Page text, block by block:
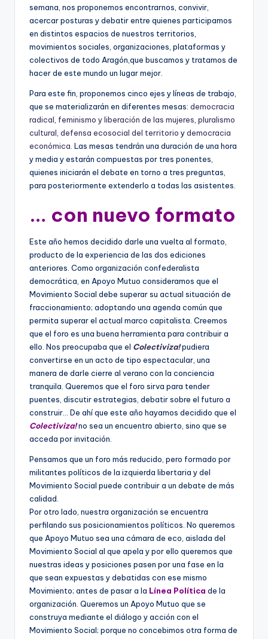
semana, nos proponemos encontrarnos, convivir,
acercar posturas y debatir entre quienes participamos
en distintos espacios de nuestros territorios,
movimientos sociales, organizaciones, plataformas y
colectivos de todo Aragón,que buscamos y tratamos de
hacer de este mundo un lugar mejor.
Para este fin, proponemos cinco ejes y líneas de trabajo,
que se materializarán en diferentes mesas: democracia
radical, feminismo y liberación de las mujeres, pluralismo
cultural, defensa ecosocial del territorio ydemocracia
económica. Las mesas tendrán una duración de una hora
y media y estarán compuestas por tres ponentes,
quienes iniciarán el debate en torno a tres preguntas,
para posteriormente extenderlo a todas las asistentes.
… con nuevo formato
Este año hemos decidido darle una vuelta al formato,
producto de la experiencia de las dos ediciones
anteriores. Como organización confederalista
democrática, en Apoyo Mutuo consideramos que el
Movimiento Social debe superar su actual situación de
fraccionamiento; adoptando una agenda común que
permita superar el actual marco capitalista. Creemos
que el foro es una buena herramienta para contribuir a
ello. Nos preocupaba que el Colectiviza!pudiera
convertirse en un acto de tipo espectacular, una
manera de darle cierre al verano con la conciencia
tranquila. Queremos que el foro sirva para tender
puentes, discutir estrategias, debatir sobre el futuro a
construir… De ahí que este año hayamos decidido que el
Colectiviza!no sea un encuentro abierto, sino que se
acceda por invitación.
Pensamos que un foro más reducido, pero formado por
militantes políticos de la izquierda libertaria y del
Movimiento Social puede contribuir a un debate de más
calidad.
Por otro lado, nuestra organización se encuentra
perfilando sus posicionamientos políticos. No queremos
que Apoyo Mutuo sea una cámara de eco, aislada del
Movimiento Social al que apela y por ello queremos que
nuestras ideas y posiciones pasen por una fase en la
que sean expuestas y debatidas con ese mismo
Movimiento; antes de pasar a la Línea Política de la
organización. Queremos un Apoyo Mutuo que se
construya mediante el diálogo y acción con el
Movimiento Social; porque no concebimos otra forma de